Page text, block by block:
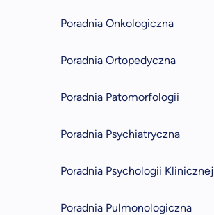
Poradnia Onkologiczna
Poradnia Ortopedyczna
Poradnia Patomorfologii
Poradnia Psychiatryczna
Poradnia Psychologii Klinicznej
Poradnia Pulmonologiczna